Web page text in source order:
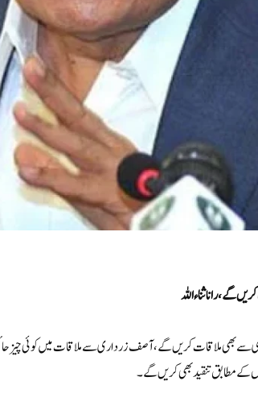
گے،رانا ثناءاللہ
سے بھی ملاقات کریں گے، آصف زرداری سے ملاقات میں کوئی چیز
کے مطابق تنقید بھی کریں گے۔